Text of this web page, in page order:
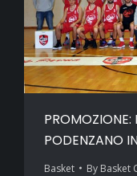
PROMOZIONE:
PODENZANO
Basket By Basket